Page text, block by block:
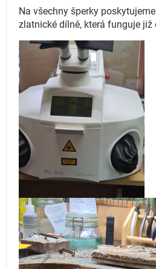
Na všechny šperky
zlatnické dílně, která funguje již